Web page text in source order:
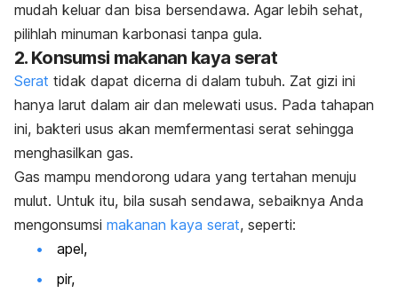
mudah keluar dan bisa bersendawa. Agar lebih sehat,
pilihlah minuman karbonasi tanpa gula.
2. Konsumsi makanan kaya serat
Serat tidak dapat dicerna di dalam tubuh. Zat gizi ini
hanya larut dalam air dan melewati usus. Pada tahapan
ini, bakteri usus akan memfermentasi serat sehingga
menghasilkan gas.
Gas mampu mendorong udara yang tertahan menuju
mulut. Untuk itu, bila susah sendawa, sebaiknya Anda
mengonsumsi makanan kaya serat, seperti:
apel,
pir,